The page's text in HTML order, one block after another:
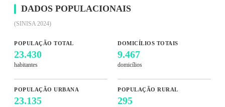
DADOS POPULACIONAIS
(SINISA 2024)
POPULAÇÃO TOTAL
23.430
habitantes
DOMICÍLIOS TOTAIS
9.467
domicílios
POPULAÇÃO URBANA
23.135
POPULAÇÃO RURAL
295